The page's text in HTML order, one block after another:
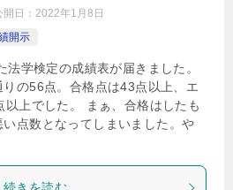
開日： 2022年1月8日
開示
学検定の成績表が届きました。
の56点。合格点は43点以上、エ
上でした。 まぁ、合格はしたも
点数となってしまいました。や